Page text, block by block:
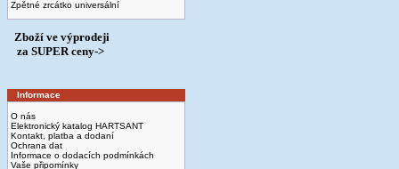
Zpětné zrcátko universální
Zboží ve výprodeji
­ za SUPER ceny->
Informace
O nás
Elektronický katalog HARTSANT
Kontakt, platba a dodaní
Ochrana dat
Informace o dodacích podmínkách
Vaše připomínky